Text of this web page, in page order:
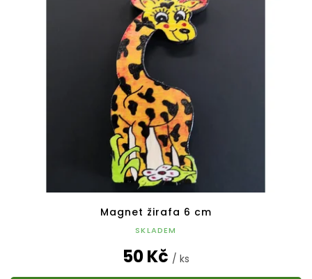
Magnet žirafa 6 cm
SKLADEM
50 Kč / ks